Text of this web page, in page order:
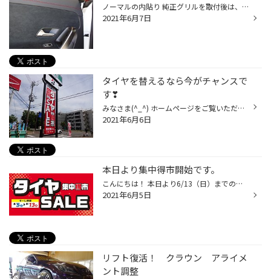
ノーマルの内貼り 純正グリルを取付後は、こんな感じになります 今回のツイターは、汎用品やオプション品ではないので型紙や取付ステーも無い状態からの作業の為まずは、どうやって取り付けるか考える内貼りの裏には取付位置のマークは有るもののカットラインがない そこで まずは純正グリルを使っ...
2021年6月7日
タイヤを替えるなら今がチャンスで
す❣
みなさま(^_^) ホームページをご覧いただきありがとうございます。 只今、梅雨入り前の集中得市開催中です。梅雨前にタイヤの交換をお考えのお客様は、ぜひセール期間にご購入ください。 お財布にやさしいお手頃価格のタイヤやエコピア・プレイズ・レグノと車の性能を引き出してくれる あなたの愛...
2021年6月6日
本日より集中得市開始です。
こんにちは！ 本日より6/13（日）までの９日間 梅雨前の「集中得市」を開催いたします。 これから雨が多くなる季節ですが、お使いのタイヤのミゾは大丈夫ですか？？ もしも交換時期が来ているのなら！得市セール期間の今がチャンスです。 タイヤ交換をご検討のお客様は、ぜひお気軽にご来店ください...
2021年6月5日
リフト復活！ クラウン アライメ
ント調整